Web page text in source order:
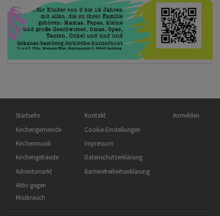
Hauptnavigation
Startseite
Kirchengemeinde
Kirchenmusik
Kirchengebäude
Adventsmarkt
Aktiv gegen
Missbrauch
Fußbereichsmenü
Kontakt
Cookie-Einstellungen
Impressum
Datenschutzerklärung
Barrierefreiheitserklärung
Benutzermenü
Anmelden